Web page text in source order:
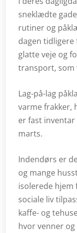
sneklædte
rutiner og
dagen tidligere
glatte veje og
transport, som
Lag-på-lag
varme frakker,
er fast
marts.
Indendørs er
og mange
isolerede
sociale liv
kaffe- og
hvor venner